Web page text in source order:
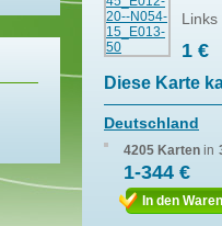
1 €
Diese Karte
Deutschland
4205 Karten in
1-344 €
In den